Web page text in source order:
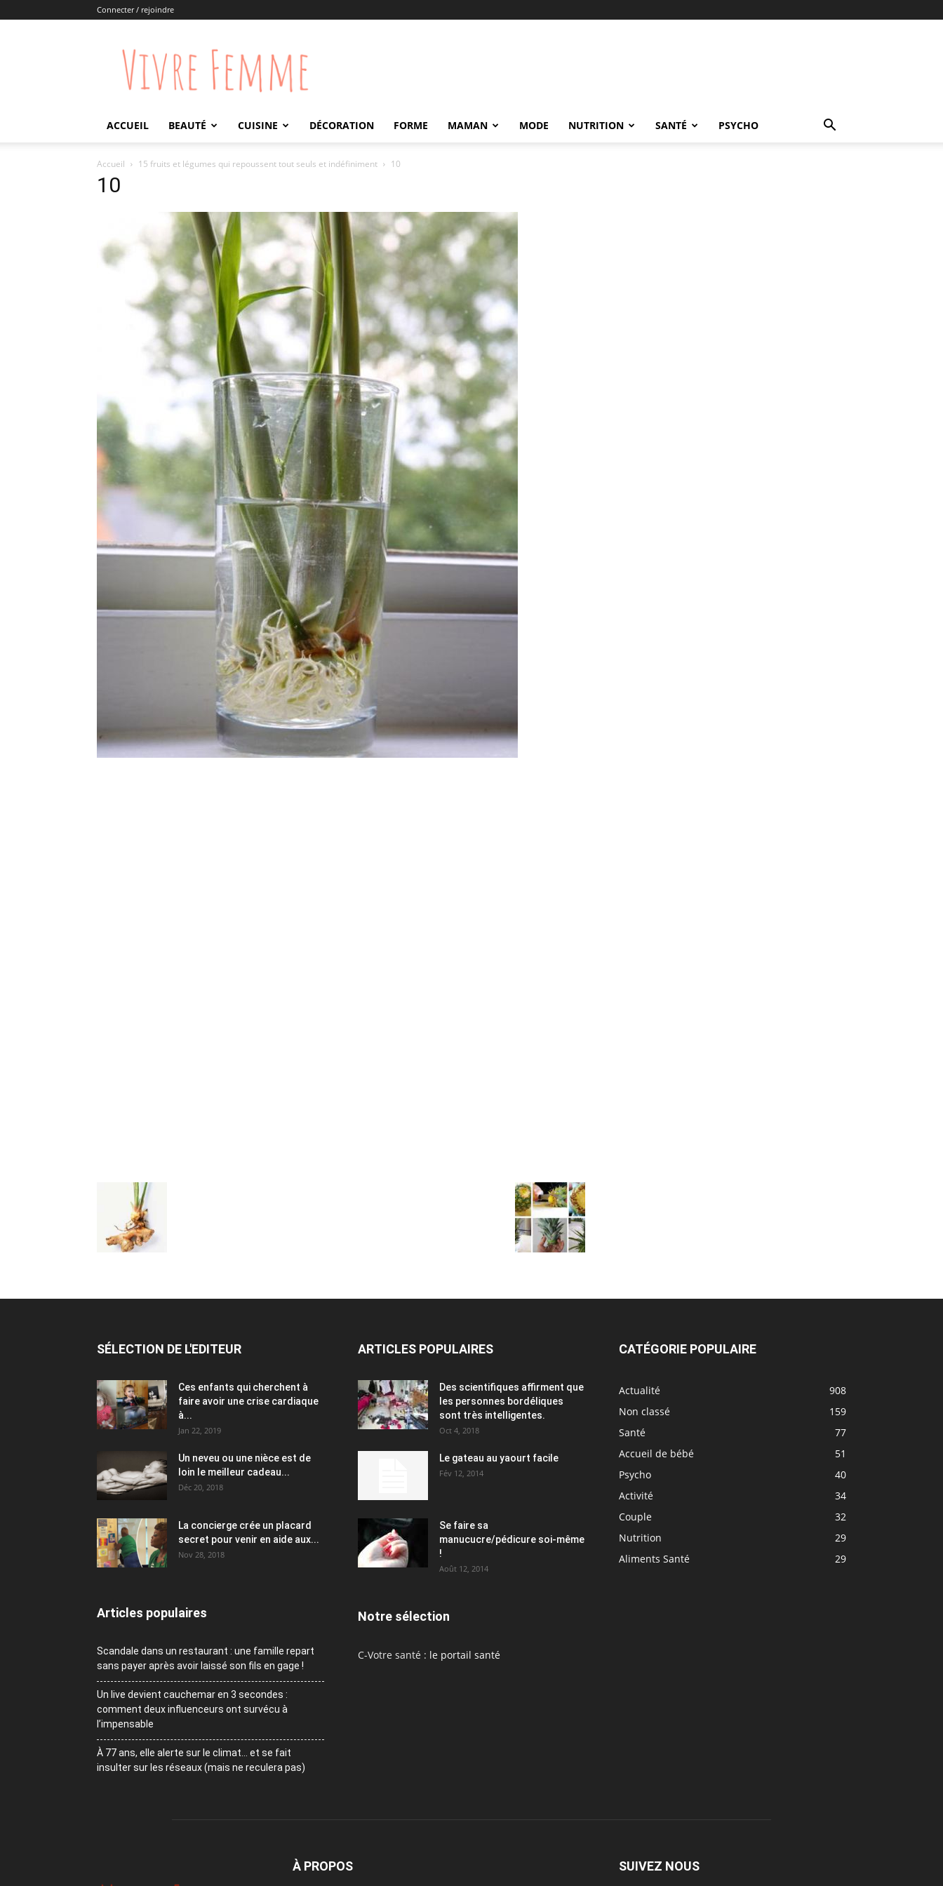
Connecter / rejoindre
Vivre
Femme
ACCUEIL BEAUTÉ CUISINE DÉCORATION FORME MAMAN MODE NUTRITION SANTÉ PSYCHO
Accueil 15 fruits et légumes qui repoussent tout seuls et indéfiniment 10
10
SÉLECTION DE L'EDITEUR
Ces enfants qui cherchent à
faire avoir une crise cardiaque
à...
Jan 22, 2019
Un neveu ou une nièce est de
loin le meilleur cadeau...
Déc 20, 2018
La concierge crée un placard
secret pour venir en aide aux...
Nov 28, 2018
Articles populaires
Scandale dans un restaurant : une famille repart
sans payer après avoir laissé son fils en gage !
Un live devient cauchemar en 3 secondes :
comment deux influenceurs ont survécu à
l’impensable
À 77 ans, elle alerte sur le climat… et se fait
insulter sur les réseaux (mais ne reculera pas)
ARTICLES POPULAIRES
Des scientifiques affirment que
les personnes bordéliques
sont très intelligentes.
Oct 4, 2018
Le gateau au yaourt facile
Fév 12, 2014
Se faire sa
manucucre/pédicure soi-même
!
Août 12, 2014
Notre sélection
C-Votre santé : le portail santé
CATÉGORIE POPULAIRE
Actualité
908
Non classé
159
Santé
77
Accueil de bébé
51
Psycho
40
Activité
34
Couple
32
Nutrition
29
Aliments Santé
29
À PROPOS SUIVEZ NOUS